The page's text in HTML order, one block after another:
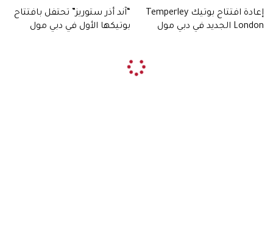
إعادة افتتاح بوتيك Temperley
London الجديد في دبي مول
“آند أذر ستوريز” تحتفل بافتتاح
بوتيكها الأول في دبي مول